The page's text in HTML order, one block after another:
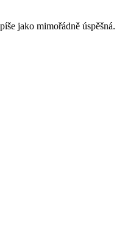
jako mimořádně úspěšná.